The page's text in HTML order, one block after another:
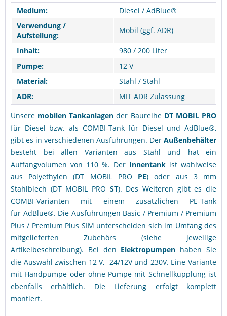
Medium:
Diesel / AdBlue®
Verwendung /
Aufstellung:
Mobil (ggf. ADR)
Inhalt:
980 / 200 Liter
Pumpe:
12 V
Material:
Stahl / Stahl
ADR:
MIT ADR Zulassung
Unsere mobilen Tankanlagen der Baureihe DT MOBIL PRO
für Diesel bzw. als COMBI-Tank für Diesel und AdBlue®,
gibt es in verschiedenen Ausführungen. Der Außenbehälter
besteht bei allen Varianten aus Stahl und hat ein
Auffangvolumen von 110 %. Der Innentank ist wahlweise
aus Polyethylen (DT MOBIL PRO PE) oder aus 3 mm
Stahlblech (DT MOBIL PRO ST). Des Weiteren gibt es die
COMBI-Varianten mit einem zusätzlichen PE-Tank
für AdBlue®. Die Ausführungen Basic / Premium / Premium
Plus / Premium Plus SIM unterscheiden sich im Umfang des
mitgelieferten Zubehörs (siehe jeweilige
Artikelbeschreibung). Bei den Elektropumpen haben Sie
die Auswahl zwischen 12 V, 24/12V und 230V. Eine Variante
mit Handpumpe oder ohne Pumpe mit Schnellkupplung ist
ebenfalls erhältlich. Die Lieferung erfolgt komplett
montiert.